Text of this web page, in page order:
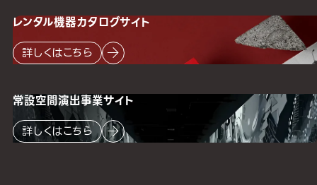
レンタル機器カタログサイト
詳しくはこちら
常設空間演出事業サイト
詳しくはこちら